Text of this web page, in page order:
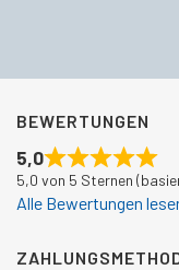
BEWERTUNGEN
5,0
5,0 von 5 Sternen
Alle Bewertungen